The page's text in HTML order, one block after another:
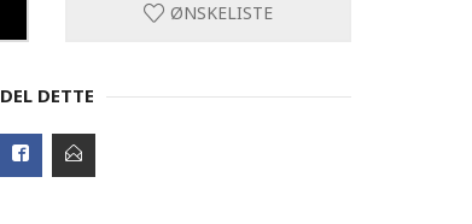
ØNSKELISTE
DEL DETTE